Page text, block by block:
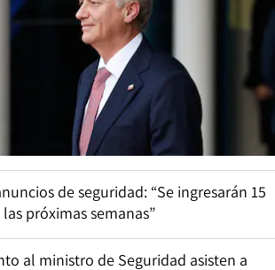
de seguridad: “Se ingresarán 15
próximas semanas”
al ministro de Seguridad asisten a